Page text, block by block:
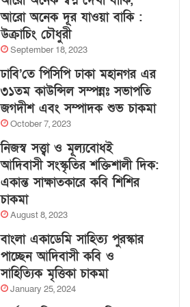
আরো অনেক দূর যাওয়া বাকি :
উক্রাচিং চৌধুরী
September 18, 2023
ঢাবি’তে পিসিপি ঢাকা মহানগর এর
৩১তম কাউন্সিল সম্পন্নঃ সভাপতি
জগদীশ এবং সম্পাদক শুভ চাকমা
October 7, 2023
নিজস্ব সত্ত্বা ও মূল্যবোধই
আদিবাসী সংস্কৃতির শক্তিশালী দিক:
একান্ত সাক্ষাতকারে কবি শিশির
চাকমা
August 8, 2023
বাংলা একাডেমি সাহিত্য পুরস্কার
পাচ্ছেন আদিবাসী কবি ও
সাহিত্যিক মৃত্তিকা চাকমা
January 25, 2024